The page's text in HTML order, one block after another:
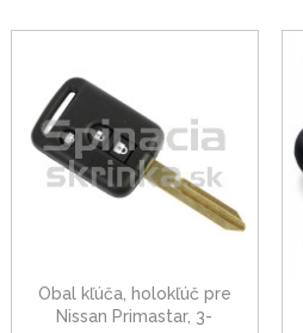
Obal kľúča, holokľúč pre
Nissan Primastar, 3-